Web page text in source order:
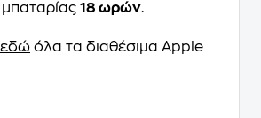
μπαταρίας 18 ωρών.
εδώ όλα τα διαθέσιμα Apple